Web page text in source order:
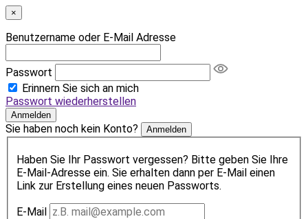
×
Benutzername oder E-Mail Adresse
Passwort
Erinnern Sie sich an mich
Passwort wiederherstellen
Anmelden
Sie haben noch kein Konto? Anmelden
Haben Sie Ihr Passwort vergessen? Bitte geben Sie Ihre
E-Mail-Adresse ein. Sie erhalten dann per E-Mail einen
Link zur Erstellung eines neuen Passworts.
E-Mail